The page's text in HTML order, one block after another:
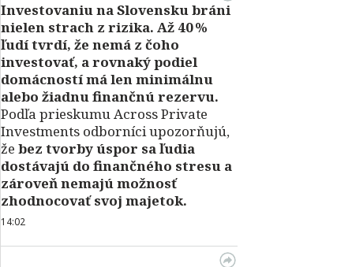
Investovaniu na Slovensku bráni
nielen strach z rizika. Až 40 %
ľudí tvrdí, že nemá z čoho
investovať, a rovnaký podiel
domácností má len minimálnu
alebo žiadnu finančnú rezervu.
Podľa prieskumu Across Private
Investments odborníci upozorňujú,
že bez tvorby úspor sa ľudia
dostávajú do finančného stresu a
zároveň nemajú možnosť
zhodnocovať svoj majetok.
14:02